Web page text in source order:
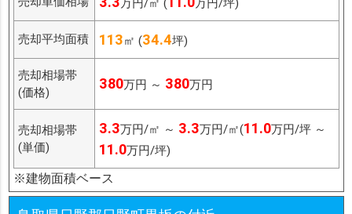
万円/㎡ ( 万円/坪)
売却平均面積 113㎡ (34.4坪)
売却相場帯
(価格)
380万円 ～ 380万円
売却相場帯
(単価)
3.3万円/㎡ ～ 3.3万円/㎡(11.0万円/坪 ～
11.0万円/坪)
※建物面積ベース